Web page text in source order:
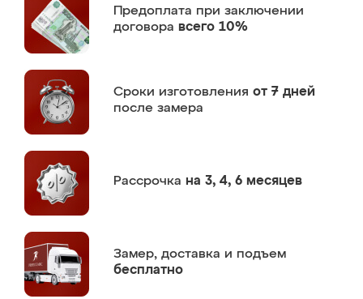
Предоплата при заключении
договора всего 10%
Сроки изготовления от 7 дней
после замера
Рассрочка на 3, 4, 6 месяцев
Замер, доставка и подъем
бесплатно